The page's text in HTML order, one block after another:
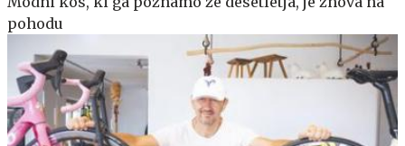
pohodu